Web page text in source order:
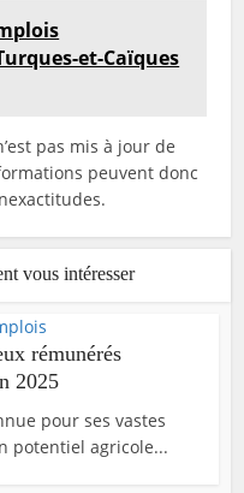
et-Caïques
pas mis à jour de
peuvent donc
vous intéresser
rémunérés
2025
pour ses vastes
potentiel agricole...